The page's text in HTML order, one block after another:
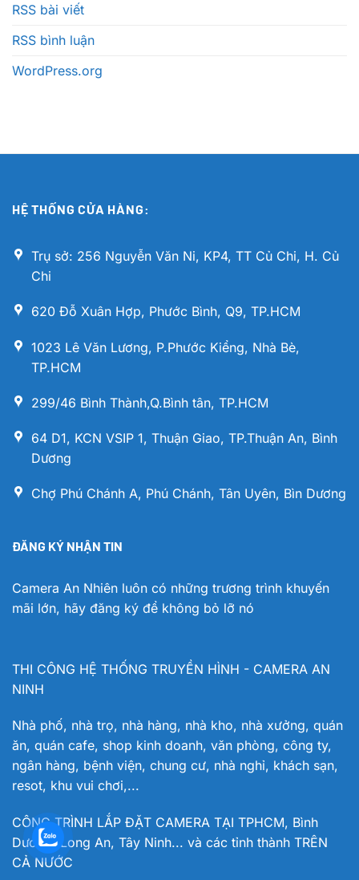
RSS bài viết
RSS bình luận
WordPress.org
HỆ THỐNG CỬA HÀNG:
Trụ sở: 256 Nguyễn Văn Ni, KP4, TT Củ Chi, H. Củ
Chi
620 Đỗ Xuân Hợp, Phước Bình, Q9, TP.HCM
1023 Lê Văn Lương, P.Phước Kiểng, Nhà Bè,
TP.HCM
299/46 Bình Thành,Q.Bình tân, TP.HCM
64 D1, KCN VSIP 1, Thuận Giao, TP.Thuận An, Bình
Dương
Chợ Phú Chánh A, Phú Chánh, Tân Uyên, Bìn Dương
ĐĂNG KÝ NHẬN TIN
Camera An Nhiên luôn có những trương trình khuyến
mãi lớn, hãy đăng ký để không bỏ lỡ nó
THI CÔNG HỆ THỐNG TRUYỀN HÌNH - CAMERA AN
NINH
Nhà phố, nhà trọ, nhà hàng, nhà kho, nhà xưởng, quán
ăn, quán cafe, shop kinh doanh, văn phòng, công ty,
ngân hàng, bệnh viện, chung cư, nhà nghỉ, khách sạn,
resot, khu vui chơi,...
CÔNG TRÌNH LẮP ĐẶT CAMERA TẠI TPHCM, Bình
Dương, Long An, Tây Ninh... và các tỉnh thành TRÊN
CẢ NƯỚC